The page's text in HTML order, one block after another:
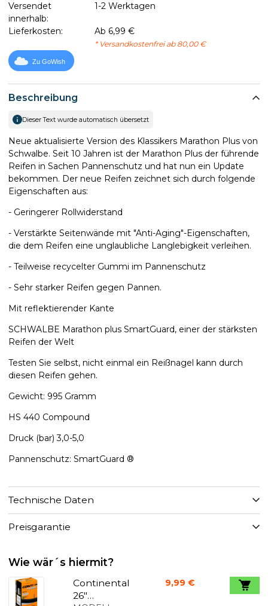
Beschreibung
Dieser Text wurde automatisch übersetzt
Neue aktualisierte Version des Klassikers Marathon Plus von
Schwalbe. Seit 10 Jahren ist der Marathon Plus der führende
Reifen in Sachen Pannenschutz und hat nun ein Update
bekommen. Der neue Reifen zeichnet sich durch folgende
Eigenschaften aus:
- Geringerer Rollwiderstand
- Verstärkte Seitenwände mit "Anti-Aging"-Eigenschaften,
die dem Reifen eine unglaubliche Langlebigkeit verleihen.
- Teilweise recycelter Gummi im Pannenschutz
- Sehr starker Reifen gegen Pannen.
Mit reflektierender Kante
SCHWALBE Marathon plus SmartGuard, einer der stärksten
Reifen der Welt
Testen Sie selbst, nicht einmal ein Reißnagel kann durch
diesen Reifen gehen.
Gewicht: 995 Gramm
HS 440 Compound
Druck (bar) 3,0-5,0
Pannenschutz: SmartGuard ®
Technische Daten
Preisgarantie
Versendet
innerhalb:
1-2 Werktagen
Lieferkosten: Ab 6,99 €
* Versandkostenfrei ab 80,00 €
Zu GoWish
Wie wär´s hiermit?
Continental
26"
9,99 €